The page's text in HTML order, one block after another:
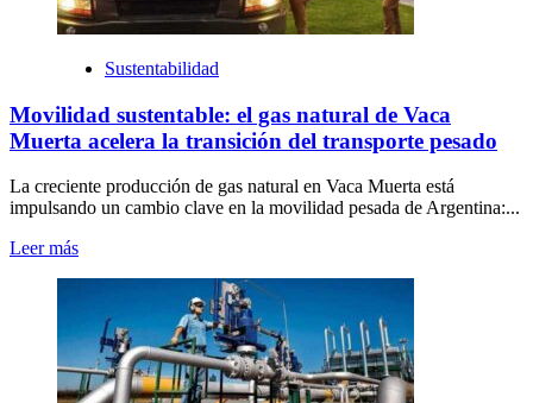
Sustentabilidad
Movilidad sustentable: el gas natural de Vaca
Muerta acelera la transición del transporte pesado
La creciente producción de gas natural en Vaca Muerta está
impulsando un cambio clave en la movilidad pesada de Argentina:...
Leer más